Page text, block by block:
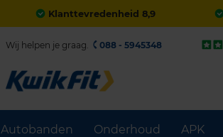
Klanttevredenheid 8,9
Autobanden Onderhoud APK
Wij helpen je graag. 088 - 5945348